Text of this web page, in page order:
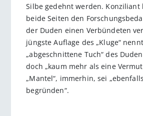
Silbe gedehnt werden.
beide Seiten den
der Duden einen Verbündeten
jüngste Auflage des „Kluge“
„abgeschnittene Tuch“ des
doch „kaum mehr als eine
„Mantel“, immerhin, sei
begründen“.